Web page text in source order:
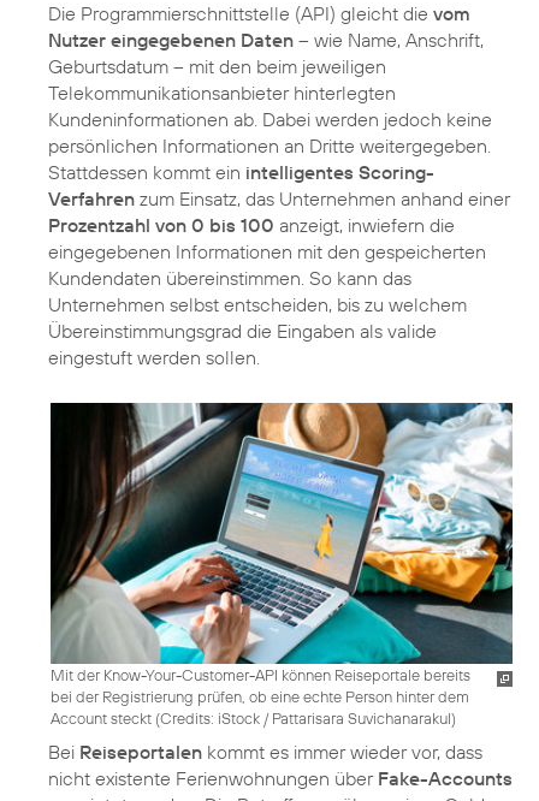
Die Programmierschnittstelle (API) gleicht die vom
Nutzer eingegebenen Daten – wie Name, Anschrift,
Geburtsdatum – mit den beim jeweiligen
Telekommunikationsanbieter hinterlegten
Kundeninformationen ab. Dabei werden jedoch keine
persönlichen Informationen an Dritte weitergegeben.
Stattdessen kommt ein intelligentes Scoring-
Verfahren zum Einsatz, das Unternehmen anhand einer
Prozentzahl von 0 bis 100 anzeigt, inwiefern die
eingegebenen Informationen mit den gespeicherten
Kundendaten übereinstimmen. So kann das
Unternehmen selbst entscheiden, bis zu welchem
Übereinstimmungsgrad die Eingaben als valide
eingestuft werden sollen.
Mit der Know-Your-Customer-API können Reiseportale bereits
bei der Registrierung prüfen, ob eine echte Person hinter dem
Account steckt (Credits: iStock / Pattarisara Suvichanarakul)
Bei Reiseportalen kommt es immer wieder vor, dass
nicht existente Ferienwohnungen über Fake-Accounts